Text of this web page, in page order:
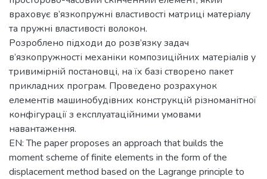
враховує в’язкопружні властивості матриці матеріалу
та пружні властивості волокон.
Розроблено підходи до розв’язку задач
в’язкопружності механіки композиційних матеріалів у
тривимірній постановці, на їх базі створено пакет
прикладних програм. Проведено розрахунок
елементів машинобудівних конструкцій різноманітної
конфігурації з експлуатаційними умовами
навантаження.
EN: The paper proposes an approach that builds the
moment scheme of finite elements in the form of the
displacement method based on the Lagrange principle to